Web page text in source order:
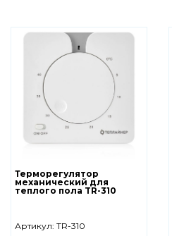
Терморегулятор
механический для
теплого пола TR-310
Артикул: TR-310